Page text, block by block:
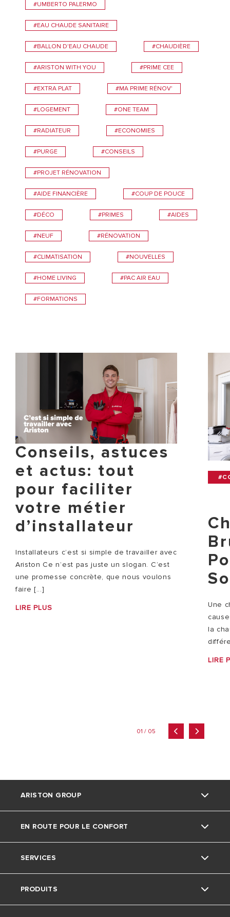
#UMBERTO PALERMO
#EAU CHAUDE SANITAIRE
#BALLON D'EAU CHAUDE #CHAUDIÈRE
#ARISTON WITH YOU #PRIME CEE
#EXTRA PLAT #MA PRIME RÉNOV'
#LOGEMENT #ONE TEAM
#RADIATEUR #ECONOMIES
#PURGE #CONSEILS
#PROJET RÉNOVATION
#AIDE FINANCIÈRE #COUP DE POUCE
#DÉCO #PRIMES #AIDES
#NEUF #RÉNOVATION
#CLIMATISATION #NOUVELLES
#HOME LIVING #PAC AIR EAU
#FORMATIONS
Conseils, astuces
et actus: tout
pour faciliter
votre métier
d’installateur
Installateurs c’est si simple de travailler avec
Ariston Ce n’est pas juste un slogan. C’est
une promesse concrète, que nous voulons
faire [...]
LIRE PLUS
Une
la
LIRE
01 / 05
ARISTON GROUP
La marque Ariston
Le groupe
Nous rejoindre
EN ROUTE POUR LE CONFORT
Actu
Ariston avec nous
SERVICES
Service consommateurs
PRODUITS